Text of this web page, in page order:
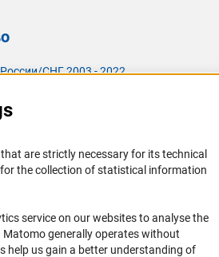
СНГ 2003 - 2022
are strictly necessary for its technical
the collection of statistical information
service on our websites to analyse the
Matomo generally operates without
help us gain a better understanding of